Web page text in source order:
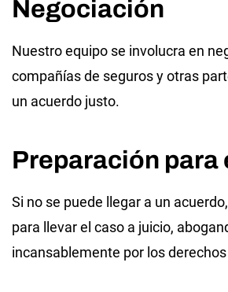
Negociación
Nuestro equipo se involucra en
compañías de seguros y otras
un acuerdo justo.
Preparación para
Si no se puede llegar a un
para llevar el caso a juicio,
incansablemente por los